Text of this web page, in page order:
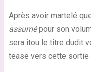
Après avoir martelé
assumépour son
sera itou le titre dudit
tease vers cette sortie